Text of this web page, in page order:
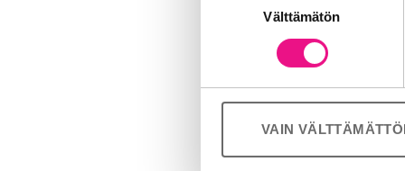
Jaamme sosiaalisen median,
palvelujaan (esim. Google).
Välttämätön
VAIN